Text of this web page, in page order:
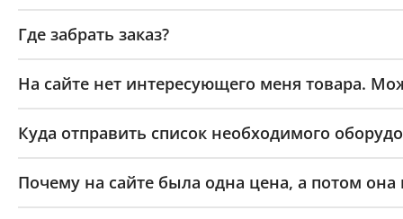
Где забрать заказ?
На сайте нет интересующего меня товара.
Куда отправить список необходимого
Почему на сайте была одна цена, а потом она